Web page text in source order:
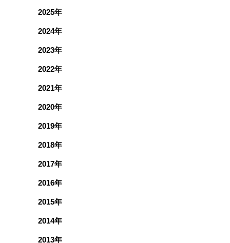
2025年
2024年
2023年
2022年
2021年
2020年
2019年
2018年
2017年
2016年
2015年
2014年
2013年